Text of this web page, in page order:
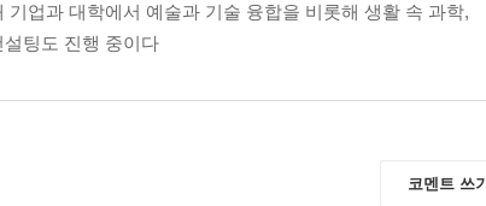
업과 대학에서 예술과 기술 융합을 비롯해 생활 속 과학,
팅도 진행 중이다
코멘트 쓰기